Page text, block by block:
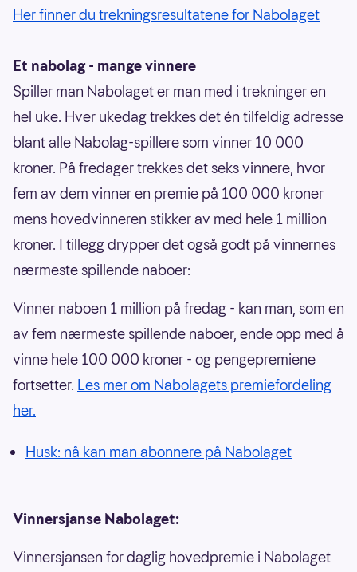
Her finner du trekningsresultatene for Nabolaget
Et nabolag - mange vinnere
Spiller man Nabolaget er man med i trekninger en
hel uke. Hver ukedag trekkes det én tilfeldig adresse
blant alle Nabolag-spillere som vinner 10 000
kroner. På fredager trekkes det seks vinnere, hvor
fem av dem vinner en premie på 100 000 kroner
mens hovedvinneren stikker av med hele 1 million
kroner. I tillegg drypper det også godt på vinnernes
nærmeste spillende naboer:
Vinner naboen 1 million på fredag - kan man, som en
av fem nærmeste spillende naboer, ende opp med å
vinne hele 100 000 kroner - og pengepremiene
fortsetter. Les mer om Nabolagets premiefordeling
her.
Husk: nå kan man abonnere på Nabolaget
Vinnersjanse Nabolaget:
Vinnersjansen for daglig hovedpremie i Nabolaget